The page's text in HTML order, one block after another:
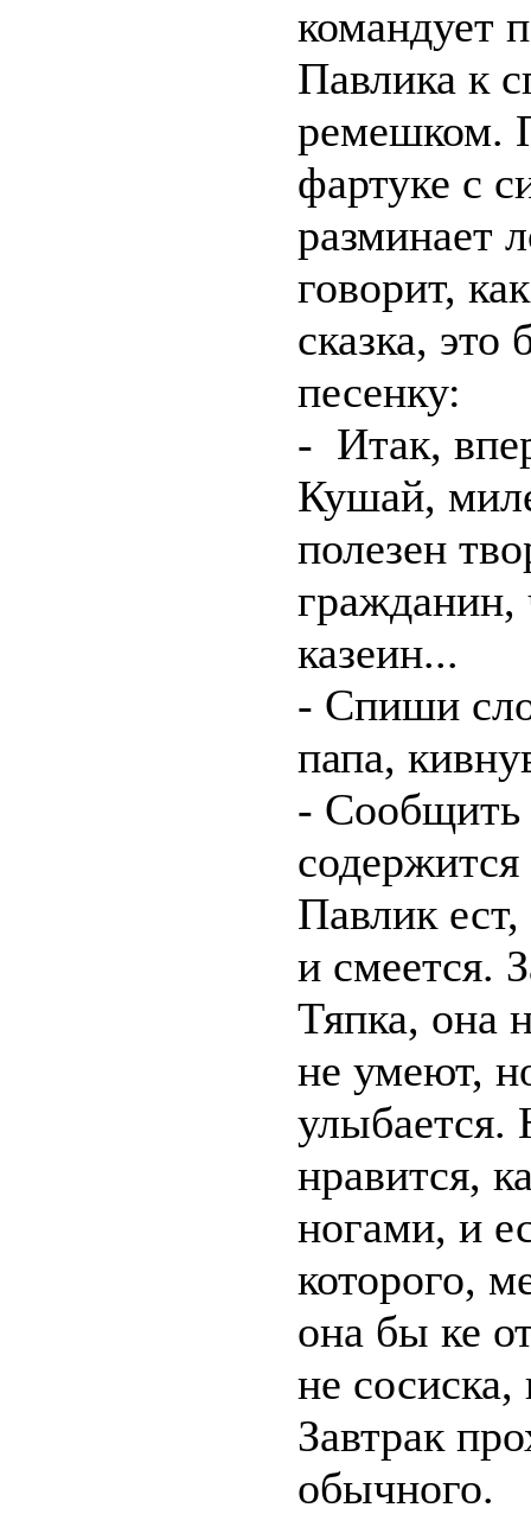
командует
Павлика к
ремешком.
фартуке с
разминает
говорит,
сказка,
песенку:
- Итак,
Кушай,
полезен
гражданин,
казеин...
- Спиши
папа,
- Сообщить
Павлик
и смеется.
Тяпка, она
не умеют,
улыбается.
нравится,
ногами, и
которого,
она бы ке
не
Завтрак
обычного.